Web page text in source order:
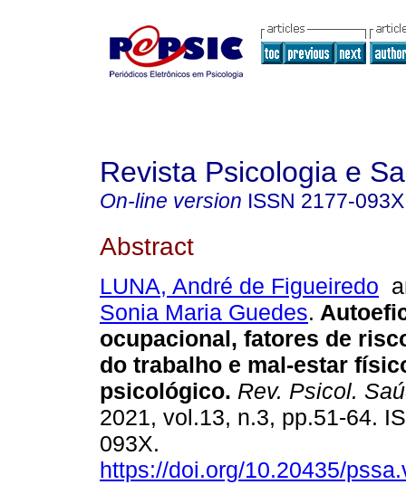
Revista Psicologia e
On-line version ISSN 2177-093X
Abstract
LUNA, André de Figueiredo
Sonia Maria Guedes.
ocupacional, fatores de
do trabalho e mal-estar
psicológico. Rev. Psicol.
2021, vol.13, n.3, pp.51-64.
093X.
https://doi.org/10.20435/